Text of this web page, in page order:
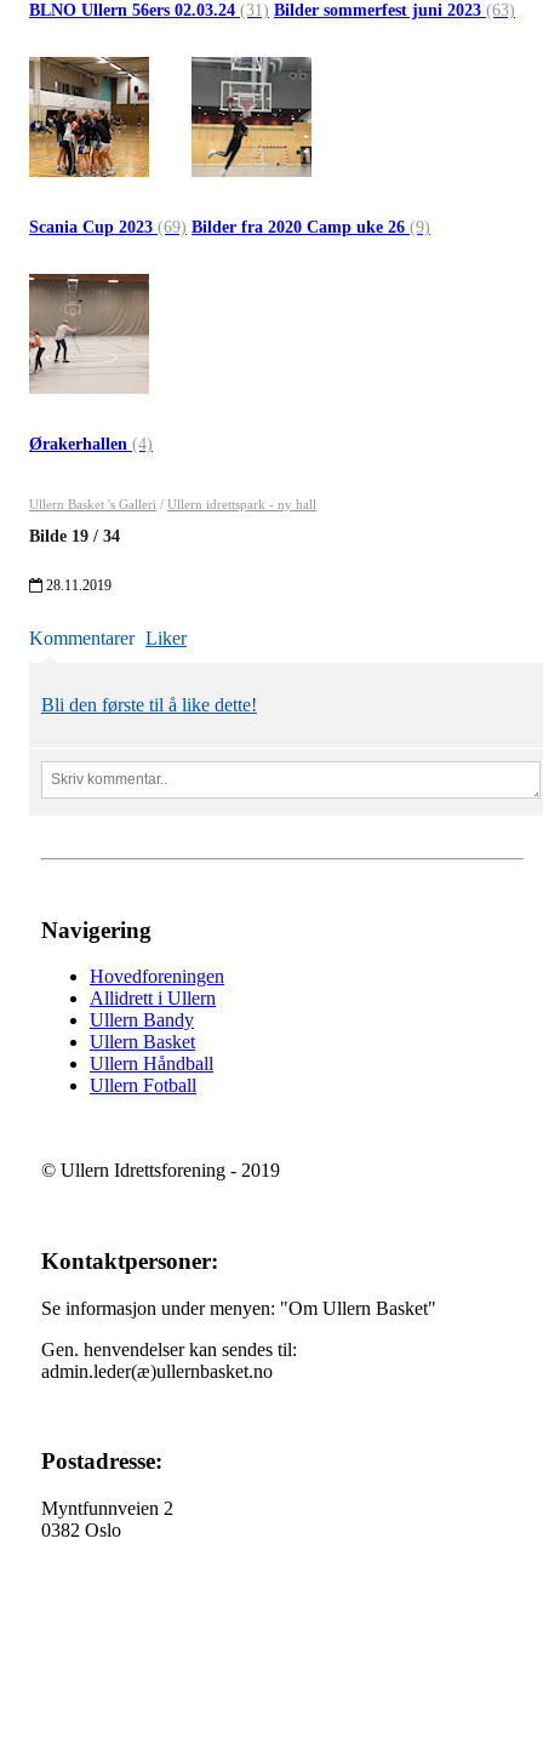
BLNO Ullern 56ers 02.03.24 (31) Bilder sommerfest juni 2023 (63)
Scania Cup 2023 (69) Bilder fra 2020 Camp uke 26 (9)
Ørakerhallen (4)
Ullern Basket 's Galleri / Ullern idrettspark - ny hall
Bilde 19 / 34
28.11.2019
Kommentarer Liker
Bli den første til å like dette!
Navigering
Hovedforeningen
Allidrett i Ullern
Ullern Bandy
Ullern Basket
Ullern Håndball
Ullern Fotball
© Ullern Idrettsforening - 2019
Kontaktpersoner:
Se informasjon under menyen: "Om Ullern Basket"
Gen. henvendelser kan sendes til:
admin.leder(æ)ullernbasket.no
Postadresse:
Myntfunnveien 2
0382 Oslo